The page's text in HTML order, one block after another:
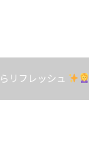
リフレッシュ